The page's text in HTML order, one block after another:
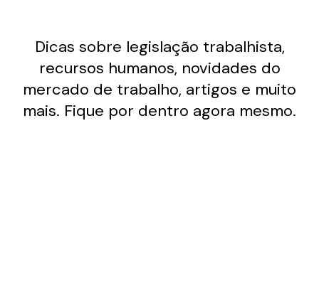
Dicas sobre legislação trabalhista,
recursos humanos, novidades do
mercado de trabalho, artigos e muito
mais. Fique por dentro agora mesmo.